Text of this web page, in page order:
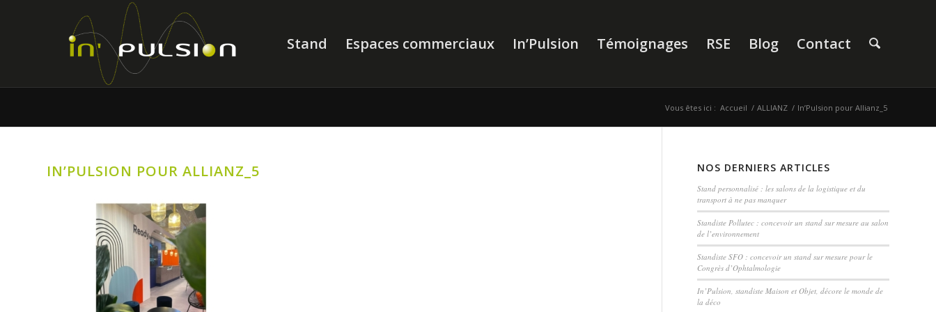
Stand Espaces commerciaux In’Pulsion Témoignages RSE Blog Contact
Vous êtes ici : Accueil / ALLIANZ / In’Pulsion pour Allianz_5
IN’PULSION POUR ALLIANZ_5 NOS DERNIERS ARTICLES
Stand personnalisé : les salons de la logistique et du
transport à ne pas manquer
Standiste Pollutec : concevoir un stand sur mesure au salon
de l’environnement
Standiste SFO : concevoir un stand sur mesure pour le
Congrès d’Ophtalmologie
In’Pulsion, standiste Maison et Objet, décore le monde de
la déco